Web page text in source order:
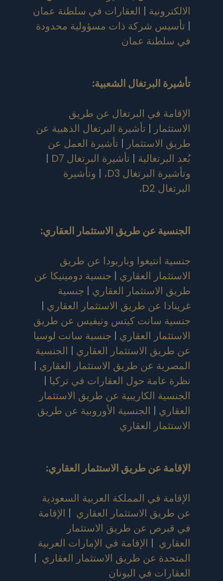
الالكترونية | العقارات في سلطنة عمان
| تأسيس شركة ذات مسؤولية محدودة
في سلطنة عمان
تأشيرة البرتغال الشعبية:
الإقامة في البرتغال عن طريق
الاستثمار | تأشيرة البرتغال الذهبية عن
طريق الاستثمار | تأشيرة العمل عن
بُعد البرتغالية | تأشيرة البرتغال D7
|
وتأشيرة البرتغال D3،
| وتأشيرة
البرتغال D2،
الجنسية عن طريق الاستثمار العقاري:
جنسية انتيغوا وباربودا عن طريق
الاستثمار العقاري | جنسية دومينيكا عن
طريق الاستثمار العقاري | جنسية
غرينادا عن طريق الاستثمار العقاري |
جنسية سانت كيتس ونيفيس عن طريق
الاستثمار العقاري | جنسية سانت لوسيا
عن طريق الاستثمار العقاري | الجنسية
المصرية عن طريق الاستثمار العقاري |
نظرة عامة حول العقارات في تركيا |
الجنسية الكاريبية عن طريق الاستثمار
العقاري | الجنسية الأوروبية عن طريق
الاستثمار العقاري
الإقامة عن طريق الاستثمار العقاري:
الإقامة في المملكة العربية السعودية
عن طريق الاستثمار العقاري | الإقامة
في قبرص عن طريق الاستثمار
العقاري | الإقامة في الإمارات العربية
المتحدة عن طريق الاستثمار العقاري |
العقارات في اليونان